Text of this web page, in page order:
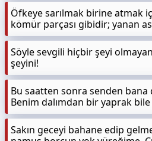
Öfkeye sarılmak birine atmak
kömür parçası gibidir; yanan
Söyle sevgili hiçbir şeyi
şeyini!
Bu saatten sonra senden bana
Benim dalımdan bir yaprak
Sakın geceyi bahane edip